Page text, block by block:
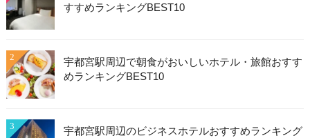
すすめランキングBEST10
2
宇都宮駅周辺で朝食がおいしいホテル・旅館おすす
めランキングBEST10
3
宇都宮駅周辺のビジネスホテルおすすめランキング